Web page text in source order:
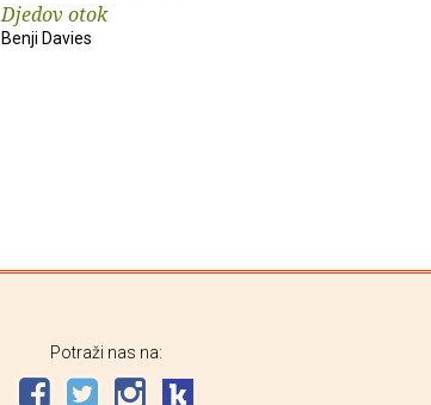
Djedov otok
Benji Davies
Potraži nas na: